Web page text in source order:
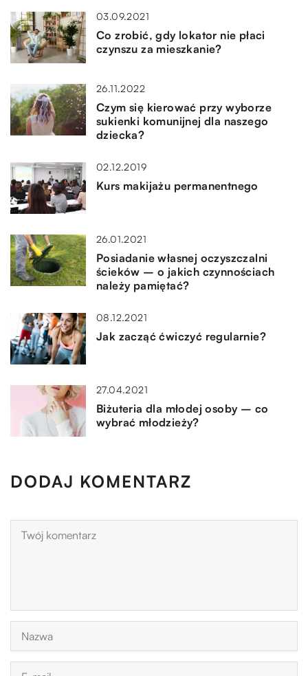
03.09.2021
Co zrobić, gdy lokator nie płaci
czynszu za mieszkanie?
26.11.2022
Czym się kierować przy wyborze
sukienki komunijnej dla naszego
dziecka?
02.12.2019
Kurs makijażu permanentnego
26.01.2021
Posiadanie własnej oczyszczalni
ścieków – o jakich czynnościach
należy pamiętać?
08.12.2021
Jak zacząć ćwiczyć regularnie?
27.04.2021
Biżuteria dla młodej osoby – co
wybrać młodzieży?
DODAJ KOMENTARZ